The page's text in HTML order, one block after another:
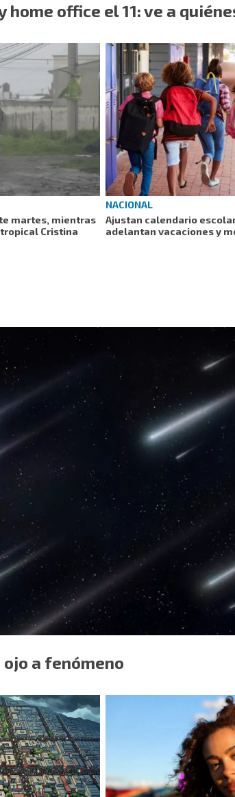
home office el 11: ve a
martes, mientras
Cristina
NACIONAL
Ajustan calendario
adelantan vacaciones y
a fenómeno